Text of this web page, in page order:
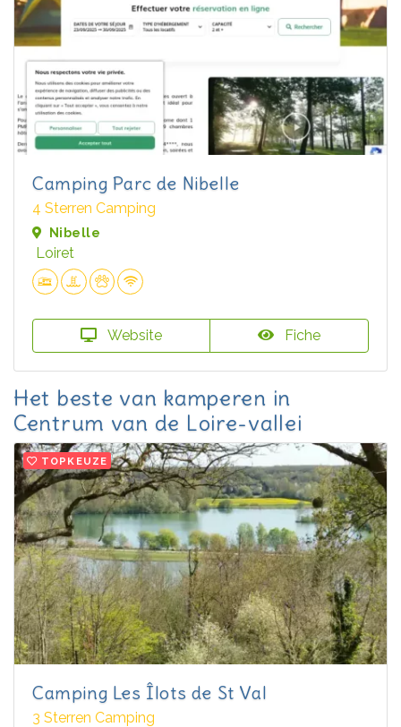
Camping Parc de Nibelle
4 Sterren Camping
Nibelle
Loiret
Website Fiche
Het beste van kamperen in
Centrum van de Loire-vallei
TOPKEUZE
Camping Les Îlots de St Val
3 Sterren Camping